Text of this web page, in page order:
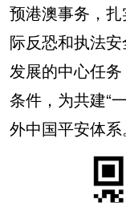
预港澳事务，
际反恐和执法
发展的中心任
条件，为共建“
外中国平安体系